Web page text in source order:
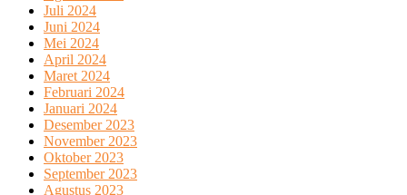
Juli 2024
Juni 2024
Mei 2024
April 2024
Maret 2024
Februari 2024
Januari 2024
Desember 2023
November 2023
Oktober 2023
September 2023
Agustus 2023